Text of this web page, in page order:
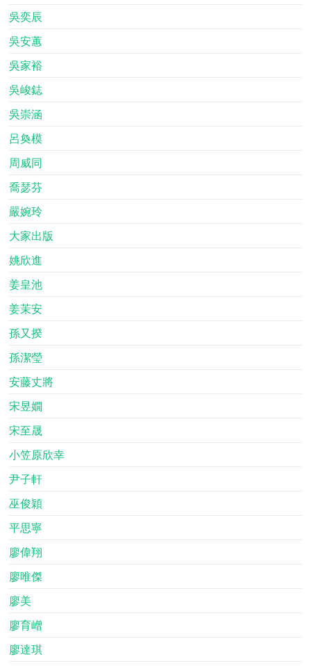
吳奕辰
吳安蕙
吳家裕
吳峻鋕
吳崇涵
呂奐模
周威同
喬瑟芬
嚴婉玲
大家出版
姚欣進
姜皇池
姜茉安
孫又揆
孫潔瑩
安藤丈將
宋昱嫺
宋至晟
小笠原欣幸
尹子軒
巫俊穎
平思寧
廖偉翔
廖唯傑
廖美
廖育嶒
廖達琪